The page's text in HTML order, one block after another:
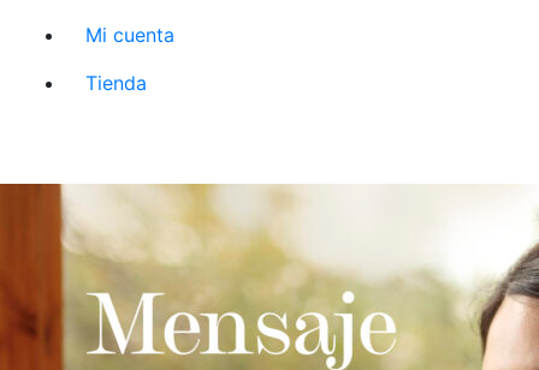
Mi cuenta
Tienda